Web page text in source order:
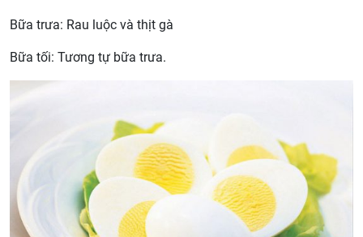
Bữa trưa: Rau luộc và thịt gà
Bữa tối: Tương tự bữa trưa.